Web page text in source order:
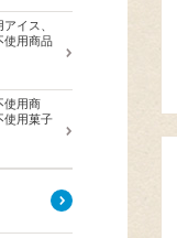
イス、
使用商品
使用商
使用菓子